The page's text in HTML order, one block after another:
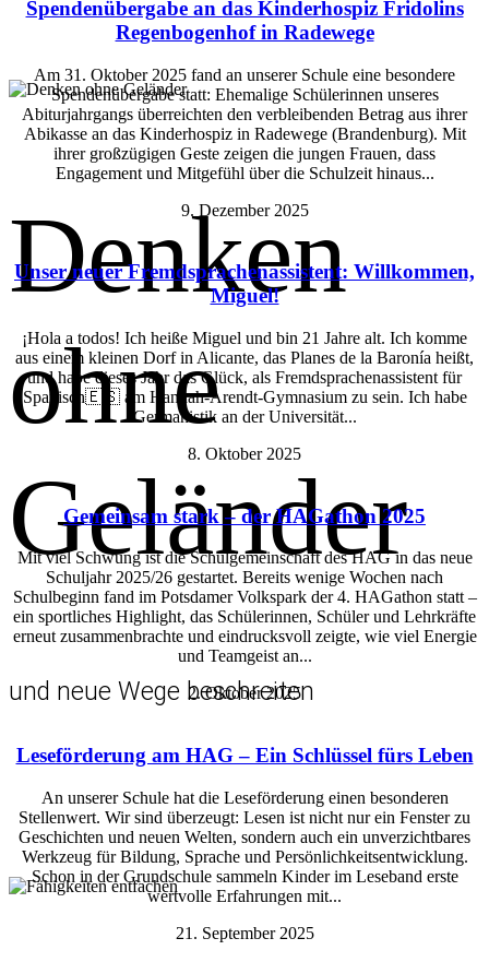
Denken
ohne
Geländer
und neue Wege beschreiten
Spendenübergabe an das Kinderhospiz Fridolins
Regenbogenhof in Radewege
Am 31. Oktober 2025 fand an unserer Schule eine besondere
Spendenübergabe statt: Ehemalige Schülerinnen unseres
Abiturjahrgangs überreichten den verbleibenden Betrag aus ihrer
Abikasse an das Kinderhospiz in Radewege (Brandenburg). Mit
ihrer großzügigen Geste zeigen die jungen Frauen, dass
Engagement und Mitgefühl über die Schulzeit hinaus...
9. Dezember 2025
Unser neuer Fremdsprachenassistent: Willkommen,
Miguel!
¡Hola a todos! Ich heiße Miguel und bin 21 Jahre alt. Ich komme
aus einem kleinen Dorf in Alicante, das Planes de la Baronía heißt,
und habe dieses Jahr das Glück, als Fremdsprachenassistent für
Spanisch🇪🇸 am Hannah-Arendt-Gymnasium zu sein. Ich habe
Germanistik an der Universität...
8. Oktober 2025
Gemeinsam stark – der HAGathon 2025
Mit viel Schwung ist die Schulgemeinschaft des HAG in das neue
Schuljahr 2025/26 gestartet. Bereits wenige Wochen nach
Schulbeginn fand im Potsdamer Volkspark der 4. HAGathon statt –
ein sportliches Highlight, das Schülerinnen, Schüler und Lehrkräfte
erneut zusammenbrachte und eindrucksvoll zeigte, wie viel Energie
und Teamgeist an...
2. Oktober 2025
Leseförderung am HAG – Ein Schlüssel fürs Leben
An unserer Schule hat die Leseförderung einen besonderen
Stellenwert. Wir sind überzeugt: Lesen ist nicht nur ein Fenster zu
Geschichten und neuen Welten, sondern auch ein unverzichtbares
Werkzeug für Bildung, Sprache und Persönlichkeitsentwicklung.
Schon in der Grundschule sammeln Kinder im Leseband erste
wertvolle Erfahrungen mit...
21. September 2025